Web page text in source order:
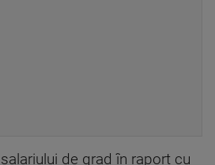
de grad în raport cu